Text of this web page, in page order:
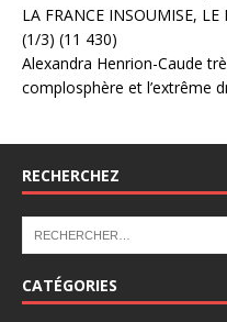
LA FRANCE INSOUMISE,
(1/3) (11 430)
Alexandra Henrion-Caude
complosphère et l’extrême
RECHERCHEZ
CATÉGORIES